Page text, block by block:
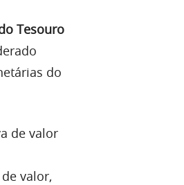
Tesouro
do
de valor
valor,